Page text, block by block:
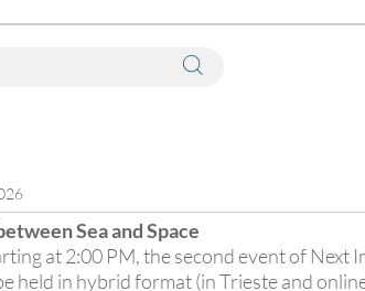
Sea and Space
at 2:00 PM, the second event of
held in hybrid format (in Trieste and